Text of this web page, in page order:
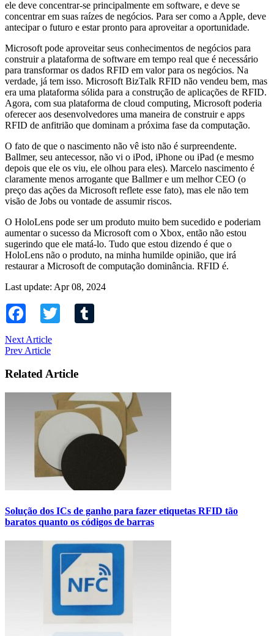
ele deve concentrar-se principalmente em software, e deve se
concentrar em suas raízes de negócios. Para ser como a Apple, deve
antecipar o futuro e estar pronto para aproveitar a oportunidade.
Microsoft pode aproveitar seus conhecimentos de negócios para
construir a plataforma de software em tempo real que é necessário
para transformar os dados RFID em valor para os negócios. Na
verdade, já tem isso. Microsoft BizTalk RFID não vendeu bem, mas
era uma plataforma sólida para a construção de aplicações de RFID.
Agora, com sua plataforma de cloud computing, Microsoft poderia
oferecer aos desenvolvedores uma maneira de construir e apps
RFID de anfitrião que dominam a próxima fase da computação.
O fato de que o nascimento não vê isto não é surpreendente.
Ballmer, seu antecessor, não vi o iPod, iPhone ou iPad (e mesmo
depois que ele os viu, ele olhou para eles). Marcelo nascimento é
claramente menos arrogante que Ballmer e um melhor CEO (o
preço das ações da Microsoft reflete esse fato), mas ele não tem
visão de Jobs ou vontade de assumir riscos.
O HoloLens pode ser um produto muito bem sucedido e poderiam
aumentar o sucesso da Microsoft com o Xbox, então não estou
sugerindo que ele matá-lo. Tudo que estou dizendo é que o
HoloLens não o produto, na minha humilde opinião, que irá
restaurar a Microsoft de computação dominância. RFID é.
Last update: Apr 08, 2024
Facebook Twitter
Next Article
Prev Article
Related Article
Solução dos ICs de ganho para fazer etiquetas RFID tão
baratos quanto os códigos de barras